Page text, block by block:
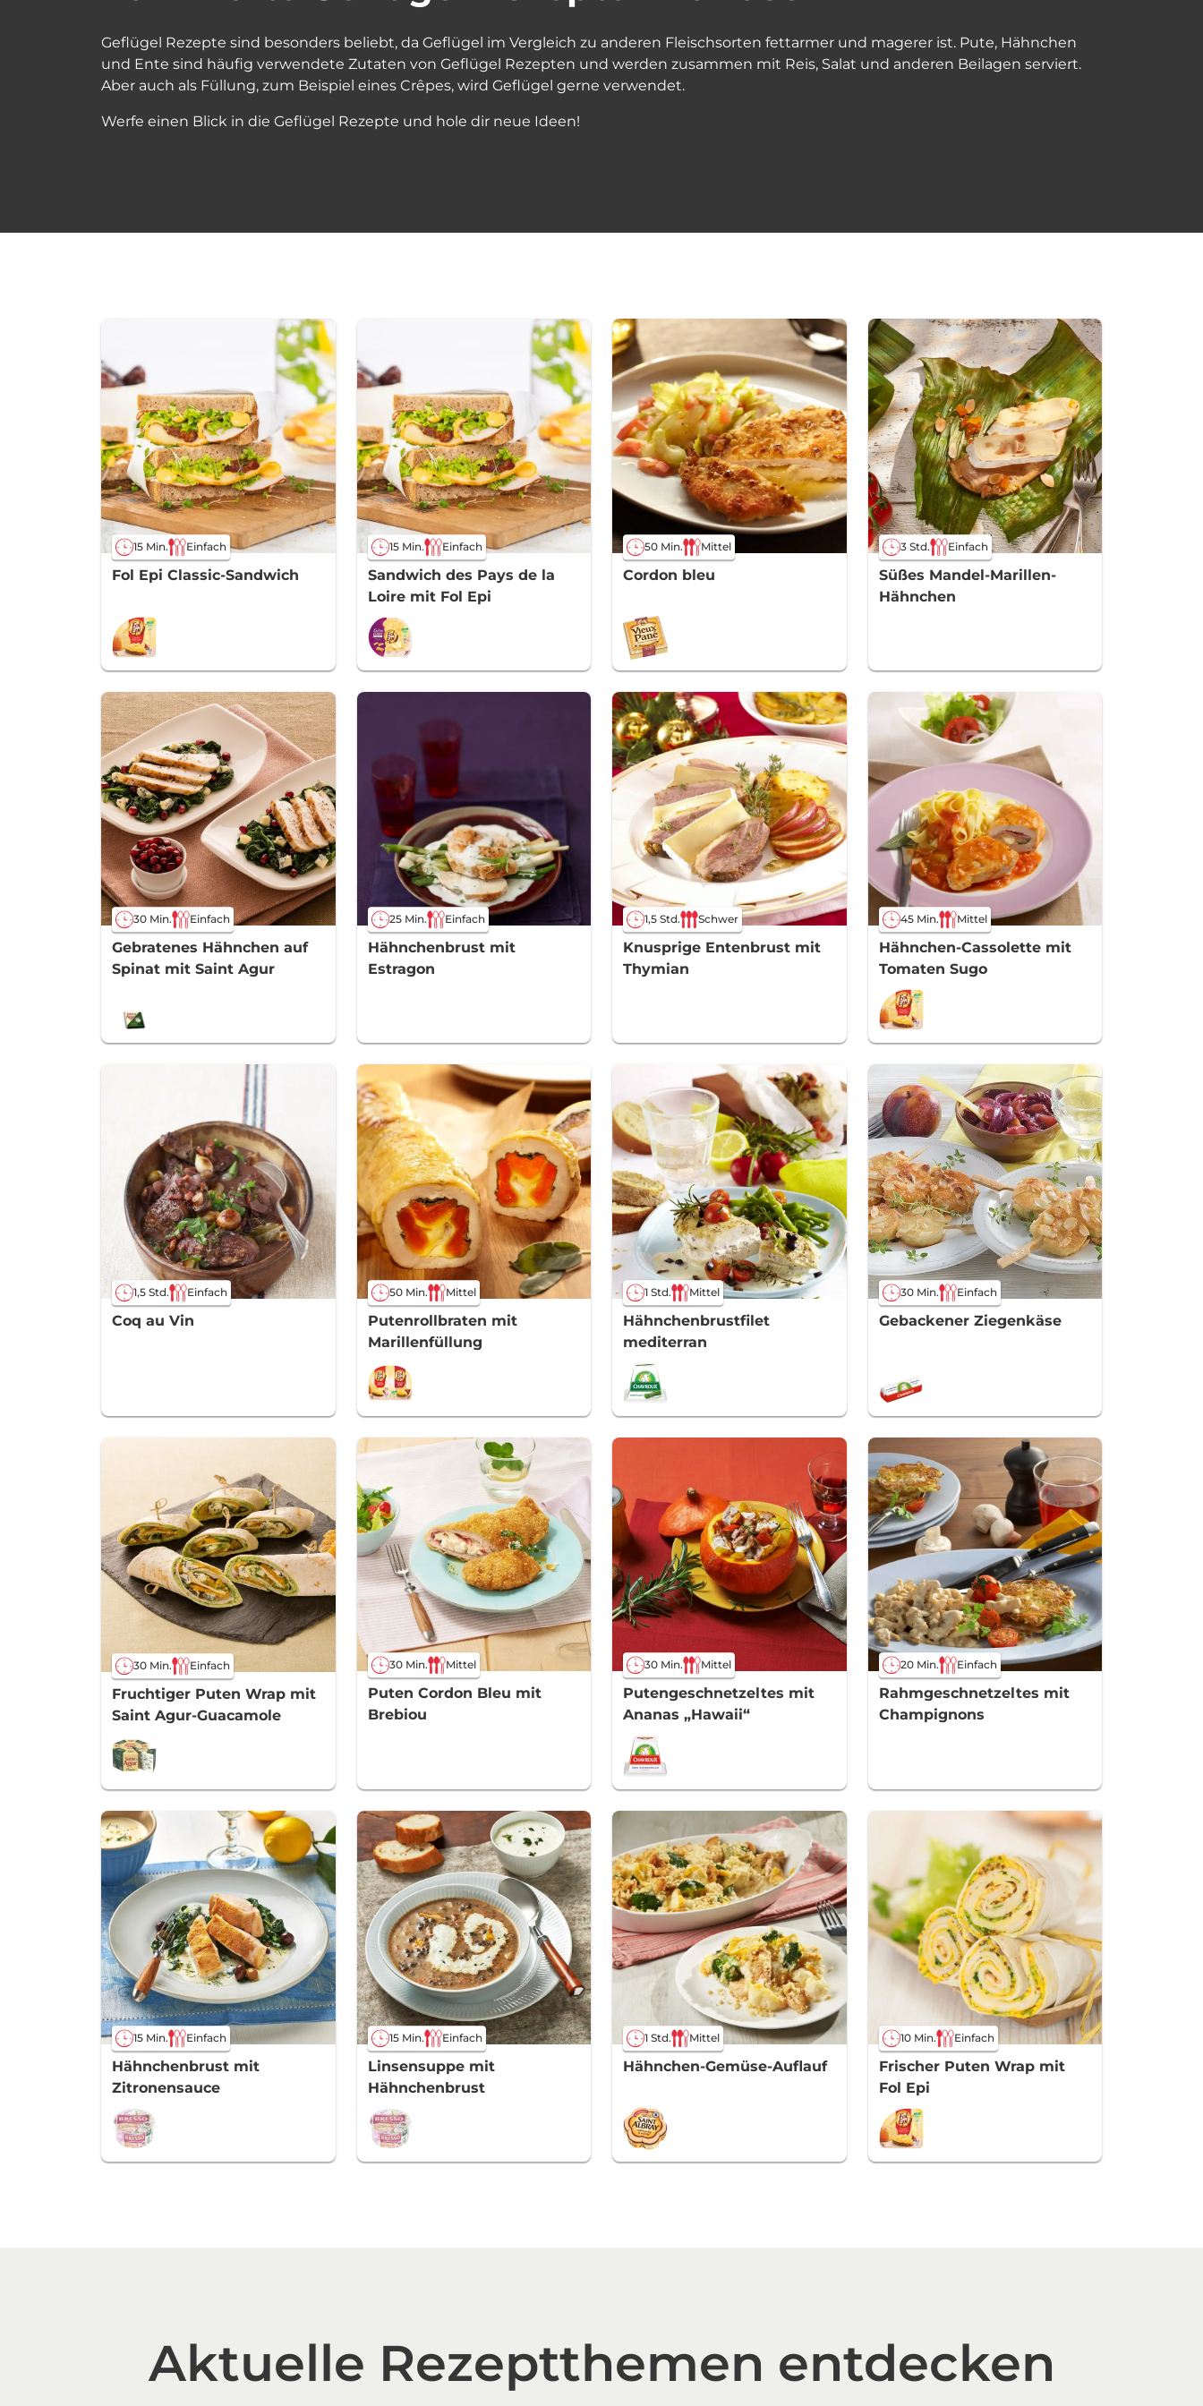
Geflügel Rezepte sind besonders beliebt, da Geflügel im Vergleich zu anderen Fleischsorten fettarmer und magerer ist. Pute, Hähnchen
und Ente sind häufig verwendete Zutaten von Geflügel Rezepten und werden zusammen mit Reis, Salat und anderen Beilagen serviert.
Aber auch als Füllung, zum Beispiel eines Crêpes, wird Geflügel gerne verwendet.
Werfe einen Blick in die Geflügel Rezepte und hole dir neue Ideen!
15 Min. Einfach
Fol Epi Classic-Sandwich
15 Min. Einfach
Sandwich des Pays de la
Loire mit Fol Epi
50 Min. Mittel
Cordon bleu
3 Std. Einfach
Süßes Mandel-Marillen-
Hähnchen
30 Min. Einfach
Gebratenes Hähnchen auf
Spinat mit Saint Agur
25 Min. Einfach
Hähnchenbrust mit
Estragon
1,5 Std. Schwer
Knusprige Entenbrust mit
Thymian
45 Min. Mittel
Hähnchen-Cassolette mit
Tomaten Sugo
1,5 Std. Einfach
Coq au Vin
50 Min. Mittel
Putenrollbraten mit
Marillenfüllung
1 Std. Mittel
Hähnchenbrustfilet
mediterran
30 Min. Einfach
Gebackener Ziegenkäse
30 Min. Einfach
Fruchtiger Puten Wrap mit
Saint Agur-Guacamole
30 Min. Mittel
Puten Cordon Bleu mit
Brebiou
30 Min. Mittel
Putengeschnetzeltes mit
Ananas „Hawaii“
20 Min. Einfach
Rahmgeschnetzeltes mit
Champignons
15 Min. Einfach
Hähnchenbrust mit
Zitronensauce
15 Min. Einfach
Linsensuppe mit
Hähnchenbrust
1 Std. Mittel
Hähnchen-Gemüse-Auflauf
10 Min. Einfach
Frischer Puten Wrap mit
Fol Epi
Aktuelle Rezeptthemen entdecken